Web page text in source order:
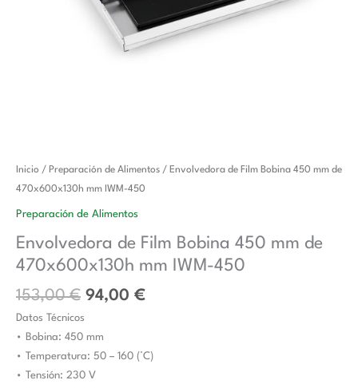
Inicio / Preparación de Alimentos / Envolvedora de Film Bobina 450 mm de
470x600x130h mm IWM-450
Preparación de Alimentos
Envolvedora de Film Bobina 450 mm de
470x600x130h mm IWM-450
153,00€
El
precio
original
153,00 €.
94,00 €
El
94,00 €.
Datos Técnicos
• Bobina: 450 mm
• Temperatura: 50 – 160 (°C)
• Tensión: 230 V
Envolvedora
de
Film
450
mm
470x600x130h
mm
IWM-
450
cantidad